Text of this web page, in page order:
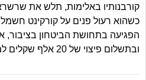
קורבנותיו באלימות, תלש את
כשהוא רעול פנים על קורקינט
הפגיעה בתחושת הביטחון
ובתשלום פיצוי של 20 אלף שקלים למתלוננות